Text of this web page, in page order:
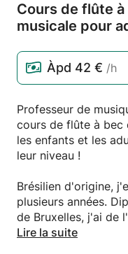
Cours de flûte
musicale pour
Àpd 42 € /h
Professeur de
cours de flûte à bec
les enfants et les
leur niveau !
Brésilien d'origine,
plusieurs années.
de Bruxelles, j'ai de
professeur de
Lire la suite